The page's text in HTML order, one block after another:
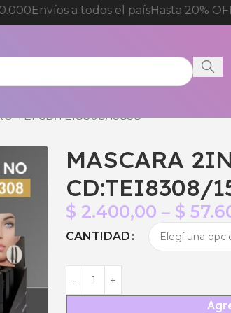
Envíos a todos el paísHasta 20%
TEI CD:TEI8308/15858
MASCARA
CD:TEI8308/
$ 2.400,00 – $
CANTIDAD